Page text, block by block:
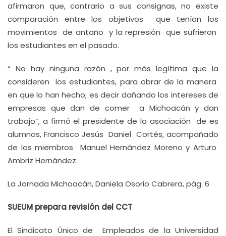
afirmaron que, contrario a sus consignas, no existe
comparación entre los objetivos que tenían los
movimientos de antaño y la represión que sufrieron
los estudiantes en el pasado.
“ No hay ninguna razón , por más legítima que la
consideren los estudiantes, para obrar de la manera
en que lo han hecho; es decir dañando los intereses de
empresas que dan de comer a Michoacán y dan
trabajo”, a firmó el presidente de la asociación de es
alumnos, Francisco Jesús Daniel Cortés, acompañado
de los miembros Manuel Hernández Moreno y Arturo
Ambriz Hernández.
La Jornada Michoacán, Daniela Osorio Cabrera, pág. 6
SUEUM prepara revisión del CCT
El Sindicato Único de Empleados de la Universidad